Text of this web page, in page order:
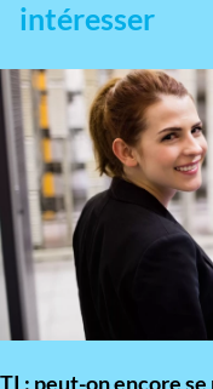
intéresser
TI : peut-on encore